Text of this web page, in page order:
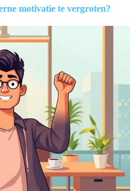
motivatie te vergroten?